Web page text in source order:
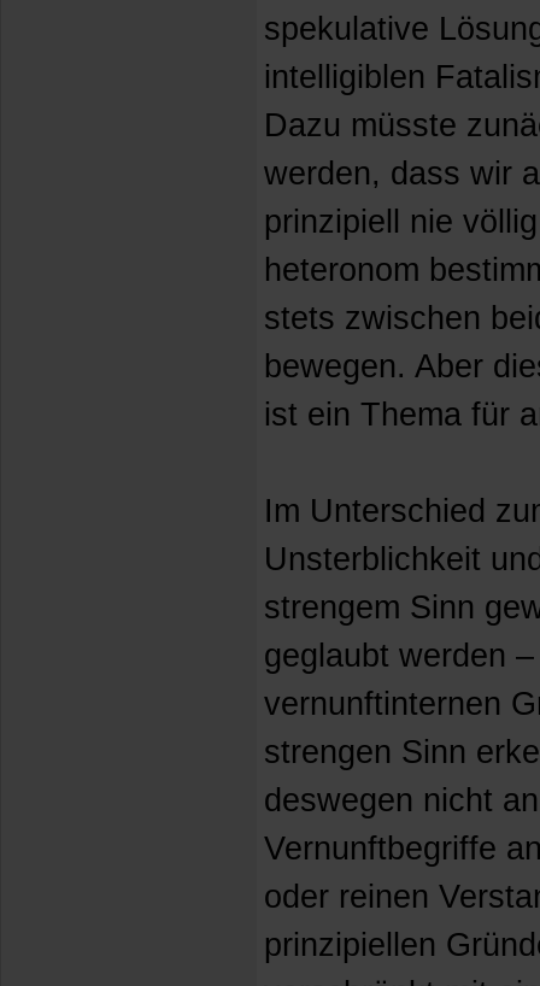
spekulative
intelligiblen
Dazu müsste
werden, dass wir
prinzipiell nie
heteronom
stets zwischen
bewegen. Aber
ist ein Thema für
Im Unterschied
Unsterblichkeit
strengem Sinn
geglaubt werden
vernunftinternen
strengen Sinn
deswegen nicht
Vernunftbegriffe
oder reinen
prinzipiellen